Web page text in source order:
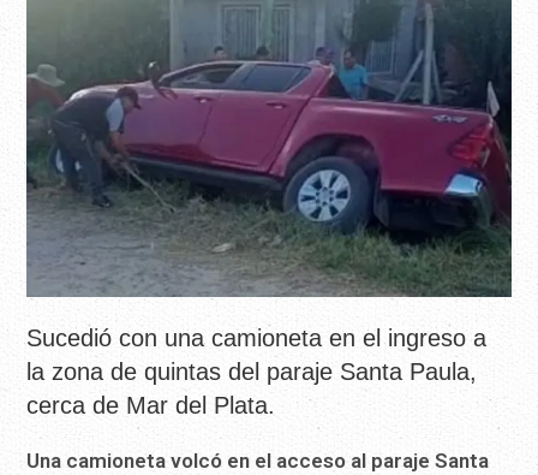
Sucedió con una camioneta en el ingreso a
la zona de quintas del paraje Santa Paula,
cerca de Mar del Plata.
Una camioneta volcó en el acceso al paraje Santa